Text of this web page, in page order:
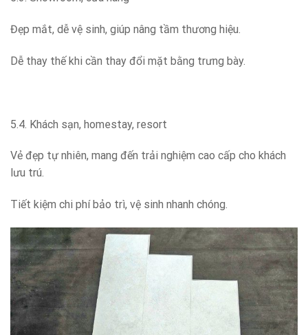
Đẹp mắt, dễ vệ sinh, giúp nâng tầm thương hiệu.
Dễ thay thế khi cần thay đổi mặt bằng trưng bày.
5.4. Khách sạn, homestay, resort
Vẻ đẹp tự nhiên, mang đến trải nghiệm cao cấp cho khách
lưu trú.
Tiết kiệm chi phí bảo trì, vệ sinh nhanh chóng.